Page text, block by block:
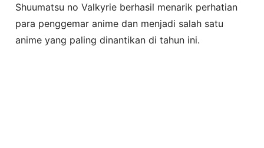
Shuumatsu no Valkyrie berhasil menarik perhatian
para penggemar anime dan menjadi salah satu
anime yang paling dinantikan di tahun ini.